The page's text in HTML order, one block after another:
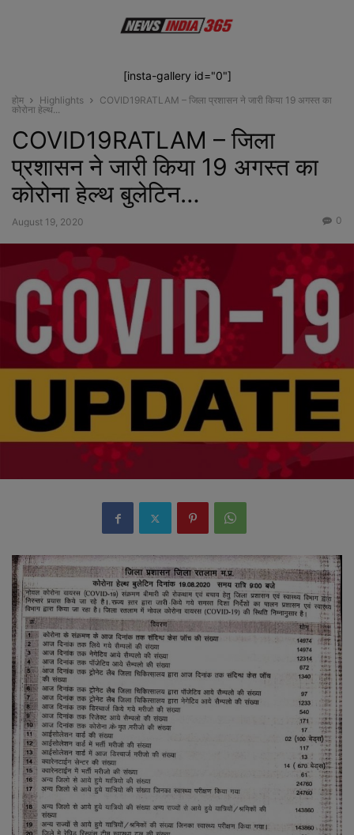
[insta-gallery id="0"]
होम Highlights
COVID19RATLAM – जिला प्रशासन ने जारी किया 19 अगस्त का
कोरोना हेल्थ...
COVID19RATLAM – जिला
प्रशासन ने जारी किया 19 अगस्त का
कोरोना हेल्थ बुलेटिन…
August 19, 2020 0